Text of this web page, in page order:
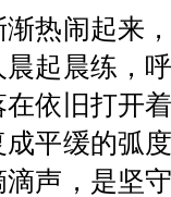
闹起来，
起晨练，
依旧打开
平缓的弧
声，是坚